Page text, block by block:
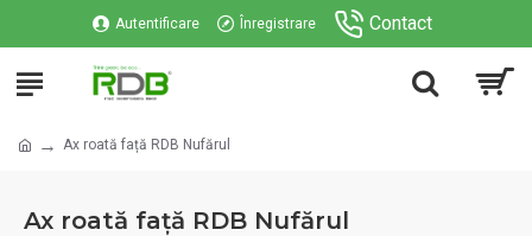
Autentificare Înregistrare Contact
Ax roată față RDB Nufărul
Ax roată față RDB Nufărul